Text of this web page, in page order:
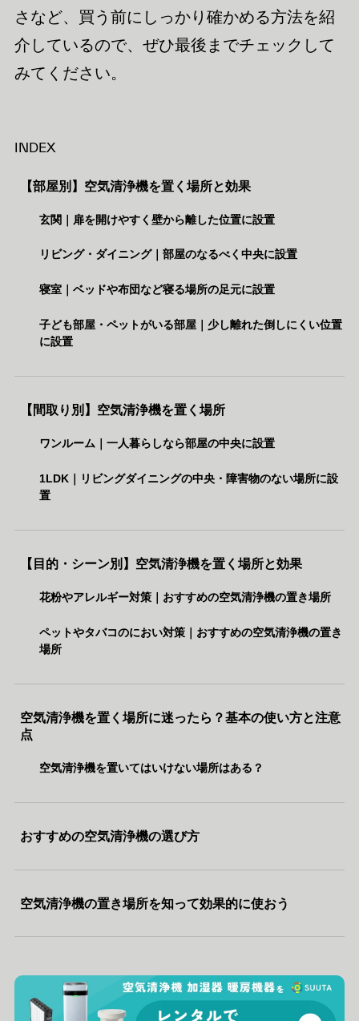
さなど、買う前にしっかり確かめる方法を紹
介しているので、ぜひ最後までチェックして
みてください。
INDEX
【部屋別】空気清浄機を置く場所と効果
玄関｜扉を開けやすく壁から離した位置に設置
リビング・ダイニング｜部屋のなるべく中央に設置
寝室｜ベッドや布団など寝る場所の足元に設置
子ども部屋・ペットがいる部屋｜少し離れた倒しにくい位置
に設置
【間取り別】空気清浄機を置く場所
ワンルーム｜一人暮らしなら部屋の中央に設置
1LDK｜リビングダイニングの中央・障害物のない場所に設
置
【目的・シーン別】空気清浄機を置く場所と効果
花粉やアレルギー対策｜おすすめの空気清浄機の置き場所
ペットやタバコのにおい対策｜おすすめの空気清浄機の置き
場所
空気清浄機を置く場所に迷ったら？基本の使い方と注意
点
空気清浄機を置いてはいけない場所はある？
おすすめの空気清浄機の選び方
空気清浄機の置き場所を知って効果的に使おう